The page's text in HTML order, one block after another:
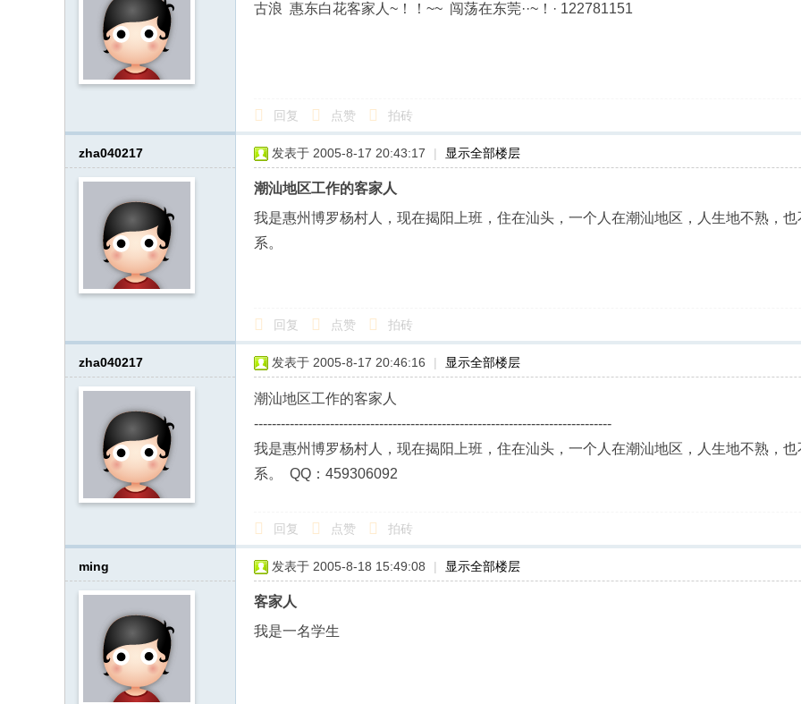
古浪 惠东白花客家人~！！~~ 闯荡在东莞··~！· 122781151
回复 点赞 拍砖
zha040217 发表于 2005-8-17 20:43:17 | 显示全部楼层
潮汕地区工作的客家人
我是惠州博罗杨村人，现在揭阳上班，住在汕头，一个人在潮汕地区，人生地不熟，
系。
回复 点赞 拍砖
zha040217 发表于 2005-8-17 20:46:16 | 显示全部楼层
潮汕地区工作的客家人
--------------------------------------------------------------------------------
我是惠州博罗杨村人，现在揭阳上班，住在汕头，一个人在潮汕地区，人生地不熟，
系。 QQ：459306092
回复 点赞 拍砖
ming 发表于 2005-8-18 15:49:08 | 显示全部楼层
客家人
我是一名学生